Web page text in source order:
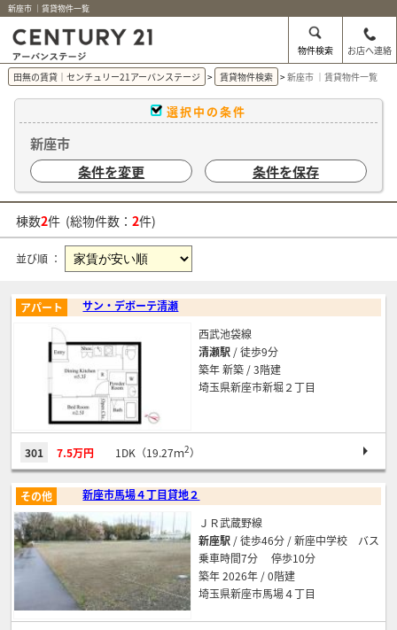
新座市 ｜賃貸物件一覧
物件検索
お店へ連絡
田無の賃貸｜センチュリー21アーバンステージ
賃貸物件検索 新座市 ｜賃貸物件一覧
選択中の条件
新座市
条件を変更
条件を保存
棟数2件 (総物件数： 2件)
並び順 ：
サン・デボーテ清瀬
アパート
西武池袋線
清瀬駅 / 徒歩9分
築年 新築 / 3階建
埼玉県新座市新堀２丁目
301 7.5万円 1DK（19.27ｍ2）
新座市馬場４丁目貸地２
その他
ＪＲ武蔵野線
新座駅 / 徒歩46分 / 新座中学校 バス
乗車時間7分 停歩10分
築年 2026年 / 0階建
埼玉県新座市馬場４丁目